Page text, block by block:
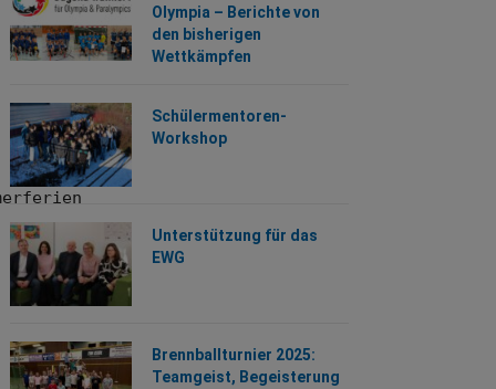
Olympia – Berichte von
den bisherigen
Wettkämpfen
Schülermentoren-
Workshop
Unterstützung für das
EWG
Brennballturnier 2025:
Teamgeist, Begeisterung